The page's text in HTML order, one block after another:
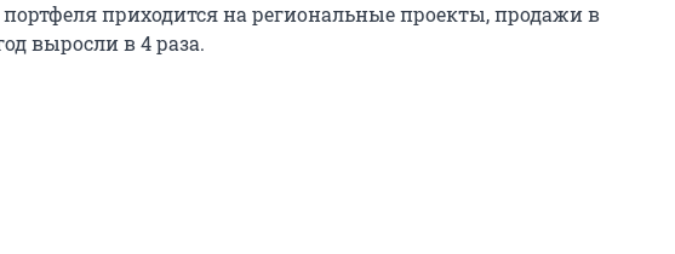
портфеля приходится на региональные проекты, продажи в
выросли в 4 раза.